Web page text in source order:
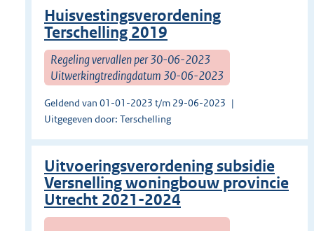
Huisvestingsverordening
Terschelling 2019
Regeling vervallen per 30-06-2023
Uitwerkingtredingdatum 30-06-2023
Geldend van 01-01-2023 t/m 29-06-2023
Uitgegeven door: Terschelling
Uitvoeringsverordening subsidie
Versnelling woningbouw provincie
Utrecht 2021-2024